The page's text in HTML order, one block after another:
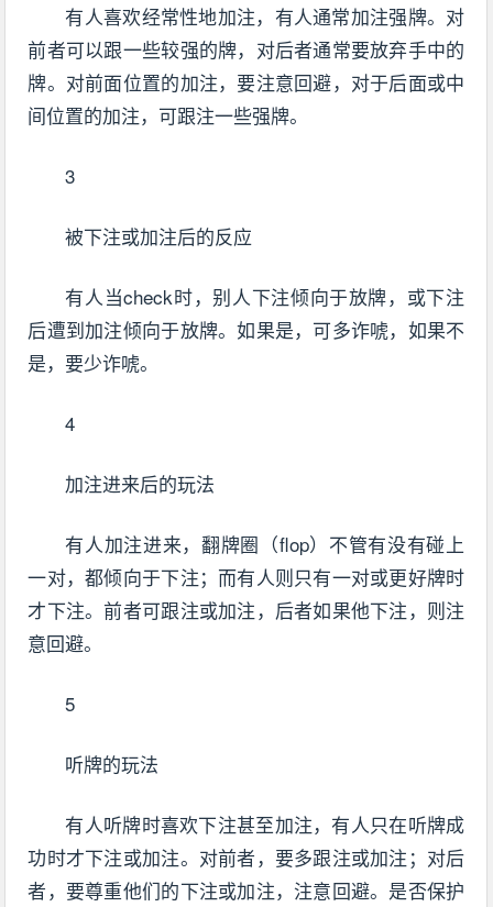
有人喜欢经常性地加注，有人通常加注强牌。对
前者可以跟一些较强的牌，对后者通常要放弃手中的
牌。对前面位置的加注，要注意回避，对于后面或中
间位置的加注，可跟注一些强牌。
3
被下注或加注后的反应
有人当check时，别人下注倾向于放牌，或下注
后遭到加注倾向于放牌。如果是，可多诈唬，如果不
是，要少诈唬。
4
加注进来后的玩法
有人加注进来，翻牌圈（flop）不管有没有碰上
一对，都倾向于下注；而有人则只有一对或更好牌时
才下注。前者可跟注或加注，后者如果他下注，则注
意回避。
5
听牌的玩法
有人听牌时喜欢下注甚至加注，有人只在听牌成
功时才下注或加注。对前者，要多跟注或加注；对后
者，要尊重他们的下注或加注，注意回避。是否保护